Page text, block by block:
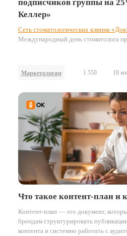
подписчиков группы на
Келлер»
Сеть стоматологических клиник
Международный день стоматолога
Маркетологам 1 550 18
Что такое контент-план и
Контент-план — это документ,
брендам структурировать
контента и системно работать с